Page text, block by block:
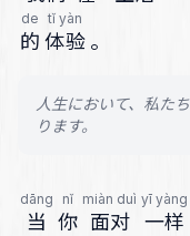
de
的
tǐ yàn
体验 。
人生において、私た
ります。
dāng
当
nǐ
你
miàn duì
面对
yī yàng
一样